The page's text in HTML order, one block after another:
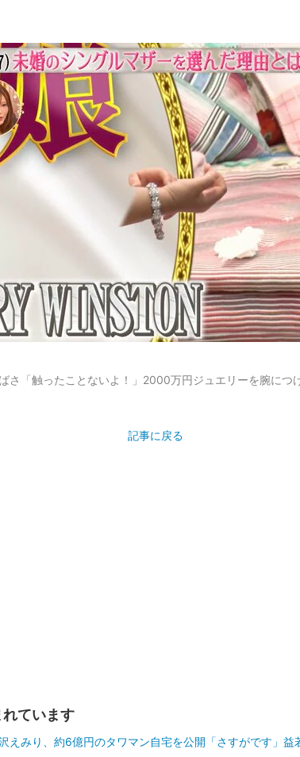
さ「触ったことないよ！」2000万円ジュエリーを腕につ
記事に戻る
ています
えみり、約6億円のタワマン自宅を公開「さすがです」益